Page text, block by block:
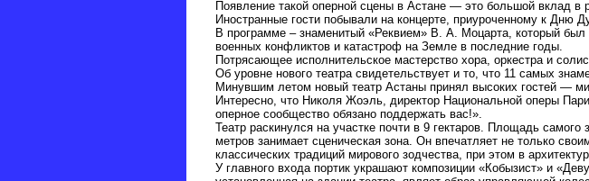
Появление такой оперной сцены в Астане — это большой вклад в
Иностранные гости побывали на концерте, приуроченному к Дню
В программе – знаменитый «Реквием» В. А. Моцарта, который
военных конфликтов и катастроф на Земле в последние годы.
Потрясающее исполнительское мастерство хора, оркестра и
Об уровне нового театра свидетельствует и то, что 11 самых
Минувшим летом новый театр Астаны принял высоких гостей —
Интересно, что Николя Жоэль, директор Национальной оперы
оперное сообщество обязано поддержать вас!».
Театр раскинулся на участке почти в 9 гектаров. Площадь
метров занимает сценическая зона. Он впечатляет не только
классических традиций мирового зодчества, при этом в
У главного входа портик украшают композиции «Кобызист» и